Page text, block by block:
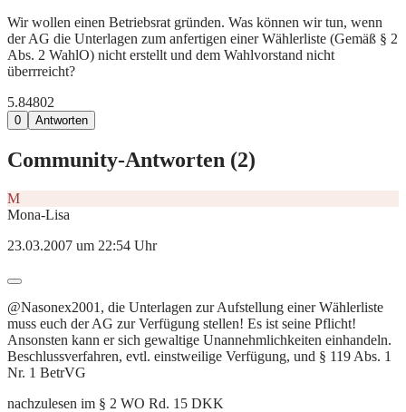
Wir wollen einen Betriebsrat gründen. Was können wir tun, wenn
der AG die Unterlagen zum anfertigen einer Wählerliste (Gemäß § 2
Abs. 2 WahlO) nicht erstellt und dem Wahlvorstand nicht
überrreicht?
5.84802
0 Antworten
Community-Antworten (2)
M
Mona-Lisa
23.03.2007 um 22:54 Uhr
@Nasonex2001, die Unterlagen zur Aufstellung einer Wählerliste
muss euch der AG zur Verfügung stellen! Es ist seine Pflicht!
Ansonsten kann er sich gewaltige Unannehmlichkeiten einhandeln.
Beschlussverfahren, evtl. einstweilige Verfügung, und § 119 Abs. 1
Nr. 1 BetrVG
nachzulesen im § 2 WO Rd. 15 DKK